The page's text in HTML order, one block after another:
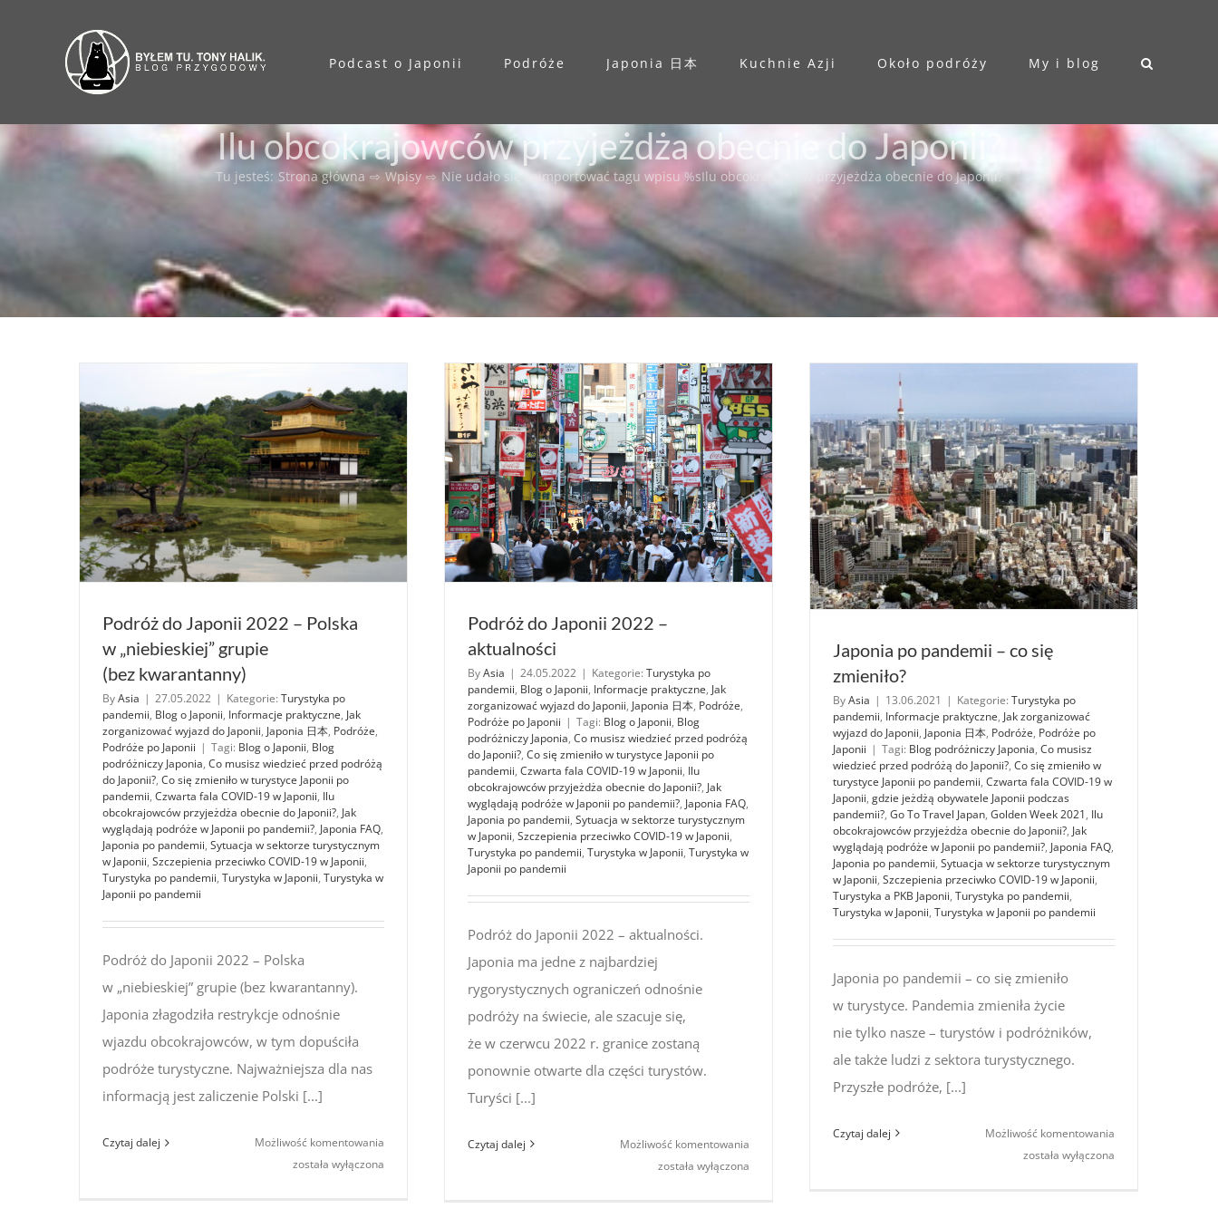
Podcast o Japonii Podróże Japonia 日本 Kuchnie Azji Około podróży My i blog
Ilu obcokrajowców przyjeżdża obecnie do Japonii?
Tu jesteś: Strona główna ⇨ Wpisy ⇨ Nie udało się zaimportować tagu wpisu %sIlu obcokrajowców przyjeżdża obecnie do Japonii?
Podróż do Japonii 2022 – Polska
w „niebieskiej” grupie
(bez kwarantanny)
ByAsia | 27.05.2022 | Kategorie: Turystyka po
pandemii, Blog o Japonii, Informacje praktyczne, Jak
zorganizować wyjazd do Japonii, Japonia 日本, Podróże,
Podróże po Japonii | Tagi: Blog o Japonii, Blog
podróżniczy Japonia, Co musisz wiedzieć przed podróżą
do Japonii?, Co się zmieniło w turystyce Japonii po
pandemii, Czwarta fala COVID-19 w Japonii, Ilu
obcokrajowców przyjeżdża obecnie do Japonii?, Jak
wyglądają podróże w Japonii po pandemii?, Japonia FAQ,
Japonia po pandemii, Sytuacja w sektorze turystycznym
w Japonii, Szczepienia przeciwko COVID-19 w Japonii,
Turystyka po pandemii, Turystyka w Japonii, Turystyka w
Japonii po pandemii
Podróż do Japonii 2022 – Polska
w „niebieskiej” grupie (bez kwarantanny).
Japonia złagodziła restrykcje odnośnie
wjazdu obcokrajowców, w tym dopuściła
podróże turystyczne. Najważniejsza dla nas
informacją jest zaliczenie Polski [...]
Czytaj dalej Możliwość komentowania
została wyłączona
Podróż do Japonii 2022 –
aktualności
ByAsia | 24.05.2022 | Kategorie: Turystyka po
pandemii, Blog o Japonii, Informacje praktyczne, Jak
zorganizować wyjazd do Japonii, Japonia 日本, Podróże,
Podróże po Japonii | Tagi: Blog o Japonii, Blog
podróżniczy Japonia, Co musisz wiedzieć przed podróżą
do Japonii?, Co się zmieniło w turystyce Japonii po
pandemii, Czwarta fala COVID-19 w Japonii, Ilu
obcokrajowców przyjeżdża obecnie do Japonii?, Jak
wyglądają podróże w Japonii po pandemii?, Japonia FAQ,
Japonia po pandemii, Sytuacja w sektorze turystycznym
w Japonii, Szczepienia przeciwko COVID-19 w Japonii,
Turystyka po pandemii, Turystyka w Japonii, Turystyka w
Japonii po pandemii
Podróż do Japonii 2022 – aktualności.
Japonia ma jedne z najbardziej
rygorystycznych ograniczeń odnośnie
podróży na świecie, ale szacuje się,
że w czerwcu 2022 r. granice zostaną
ponownie otwarte dla części turystów.
Turyści [...]
Czytaj dalej Możliwość komentowania
została wyłączona
Japonia po pandemii – co się
zmieniło?
ByAsia | 13.06.2021 | Kategorie: Turystyka po
pandemii, Informacje praktyczne, Jak zorganizować
wyjazd do Japonii, Japonia 日本, Podróże, Podróże po
Japonii | Tagi: Blog podróżniczy Japonia, Co musisz
wiedzieć przed podróżą do Japonii?, Co się zmieniło w
turystyce Japonii po pandemii, Czwarta fala COVID-19 w
Japonii, gdzie jeżdżą obywatele Japonii podczas
pandemii?, Go To Travel Japan, Golden Week 2021, Ilu
obcokrajowców przyjeżdża obecnie do Japonii?, Jak
wyglądają podróże w Japonii po pandemii?, Japonia FAQ,
Japonia po pandemii, Sytuacja w sektorze turystycznym
w Japonii, Szczepienia przeciwko COVID-19 w Japonii,
Turystyka a PKB Japonii, Turystyka po pandemii,
Turystyka w Japonii, Turystyka w Japonii po pandemii
Japonia po pandemii – co się zmieniło
w turystyce. Pandemia zmieniła życie
nie tylko nasze – turystów i podróżników,
ale także ludzi z sektora turystycznego.
Przyszłe podróże, [...]
Czytaj dalej Możliwość komentowania
została wyłączona